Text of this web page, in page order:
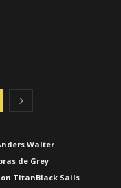
Walter
de Grey
TitanBlack Sails